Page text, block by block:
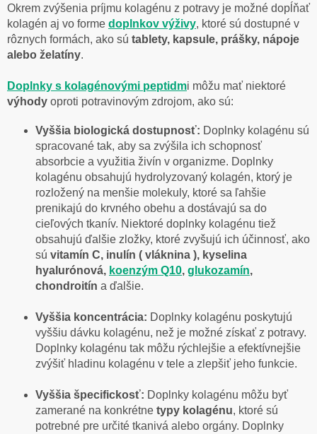
Okrem zvýšenia príjmu kolagénu z potravy je možné dopĺňať
kolagén aj vo forme doplnkov výživy, ktoré sú dostupné v
rôznych formách, ako sú tablety, kapsule, prášky, nápoje
alebo želatíny.
Doplnky s kolagénovými peptidmi môžu mať niektoré
výhody oproti potravinovým zdrojom, ako sú:
Vyššia biologická dostupnosť: Doplnky kolagénu sú
spracované tak, aby sa zvýšila ich schopnosť
absorbcie a využitia živín v organizme. Doplnky
kolagénu obsahujú hydrolyzovaný kolagén, ktorý je
rozložený na menšie molekuly, ktoré sa ľahšie
prenikajú do krvného obehu a dostávajú sa do
cieľových tkanív. Niektoré doplnky kolagénu tiež
obsahujú ďalšie zložky, ktoré zvyšujú ich účinnosť, ako
sú vitamín C, inulín ( vláknina ), kyselina
hyalurónová, koenzým Q10, glukozamín,
chondroitín a ďalšie.
Vyššia koncentrácia: Doplnky kolagénu poskytujú
vyššiu dávku kolagénu, než je možné získať z potravy.
Doplnky kolagénu tak môžu rýchlejšie a efektívnejšie
zvýšiť hladinu kolagénu v tele a zlepšiť jeho funkcie.
Vyššia špecifickosť: Doplnky kolagénu môžu byť
zamerané na konkrétne typy kolagénu, ktoré sú
potrebné pre určité tkanivá alebo orgány. Doplnky